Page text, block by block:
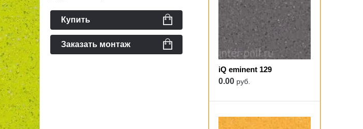
Купить
Заказать монтаж
iQ eminent 129
0.00 руб.